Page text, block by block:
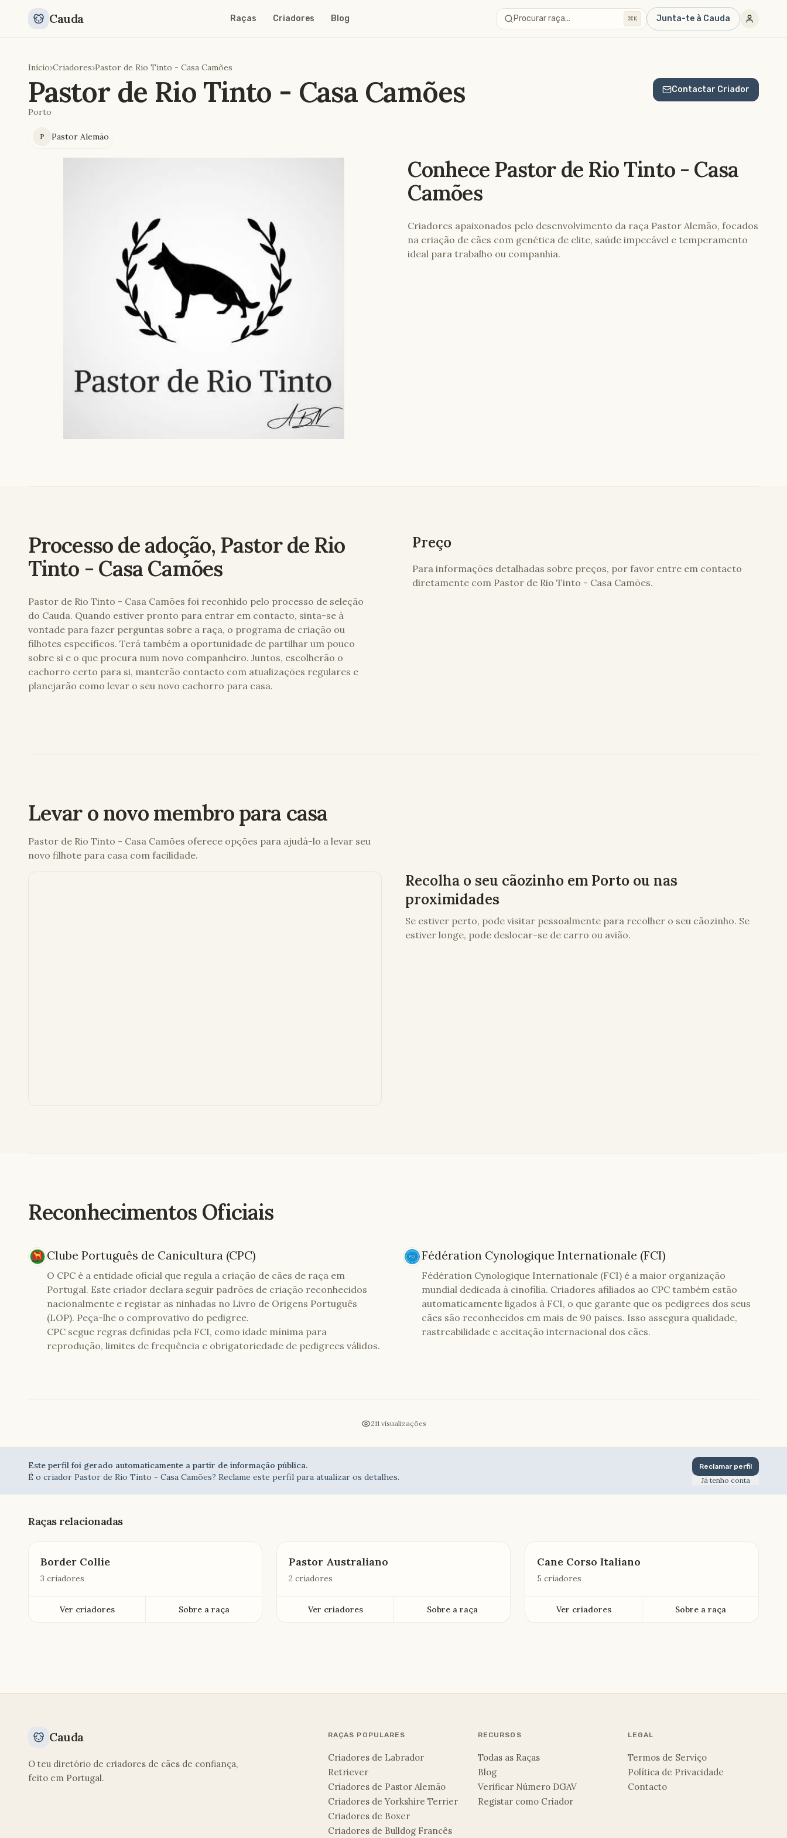
Cauda Raças Criadores Blog Procurar raça... ⌘K Junta-te à Cauda
Início›Criadores›Pastor de Rio Tinto - Casa Camões
Pastor de Rio Tinto - Casa Camões
Porto
P Pastor Alemão
Contactar Criador
Conhece Pastor de Rio Tinto - Casa
Camões
Criadores apaixonados pelo desenvolvimento da raça Pastor Alemão, focados
na criação de cães com genética de elite, saúde impecável e temperamento
ideal para trabalho ou companhia.
Processo de adoção, Pastor de Rio
Tinto - Casa Camões
Pastor de Rio Tinto - Casa Camões foi reconhido pelo processo de seleção
do Cauda. Quando estiver pronto para entrar em contacto, sinta-se à
vontade para fazer perguntas sobre a raça, o programa de criação ou
filhotes específicos. Terá também a oportunidade de partilhar um pouco
sobre si e o que procura num novo companheiro. Juntos, escolherão o
cachorro certo para si, manterão contacto com atualizações regulares e
planejarão como levar o seu novo cachorro para casa.
Preço
Para informações detalhadas sobre preços, por favor entre em contacto
diretamente com Pastor de Rio Tinto - Casa Camões.
Levar o novo membro para casa
Pastor de Rio Tinto - Casa Camões oferece opções para ajudá-lo a levar seu
novo filhote para casa com facilidade.
Recolha o seu cãozinho em Porto ou nas
proximidades
Se estiver perto, pode visitar pessoalmente para recolher o seu cãozinho. Se
estiver longe, pode deslocar-se de carro ou avião.
Reconhecimentos Oficiais
Clube Português de Canicultura (CPC)
O CPC é a entidade oficial que regula a criação de cães de raça em
Portugal. Este criador declara seguir padrões de criação reconhecidos
nacionalmente e registar as ninhadas no Livro de Origens Português
(LOP). Peça-lhe o comprovativo do pedigree.
CPC segue regras definidas pela FCI, como idade mínima para
reprodução, limites de frequência e obrigatoriedade de pedigrees válidos.
Fédération Cynologique Internationale (FCI)
Fédération Cynologique Internationale (FCI) é a maior organização
mundial dedicada à cinofilia. Criadores afiliados ao CPC também estão
automaticamente ligados à FCI, o que garante que os pedigrees dos seus
cães são reconhecidos em mais de 90 países. Isso assegura qualidade,
rastreabilidade e aceitação internacional dos cães.
211visualizações
Este perfil foi gerado automaticamente a partir de informação pública.
É o criador Pastor de Rio Tinto - Casa Camões? Reclame este perfil para atualizar os detalhes.
Reclamar perfil
Já tenho conta
Raças relacionadas
Border Collie
3 criadores
Ver criadores Sobre a raça
Pastor Australiano
2 criadores
Ver criadores Sobre a raça
Cane Corso Italiano
5 criadores
Ver criadores Sobre a raça
Cauda
O teu diretório de criadores de cães de confiança,
feito em Portugal.
RAÇAS POPULARES
Criadores de Labrador
Retriever
Criadores de Pastor Alemão
Criadores de Yorkshire Terrier
Criadores de Boxer
Criadores de Bulldog Francês
RECURSOS
Todas as Raças
Blog
Verificar Número DGAV
Registar como Criador
LEGAL
Termos de Serviço
Política de Privacidade
Contacto